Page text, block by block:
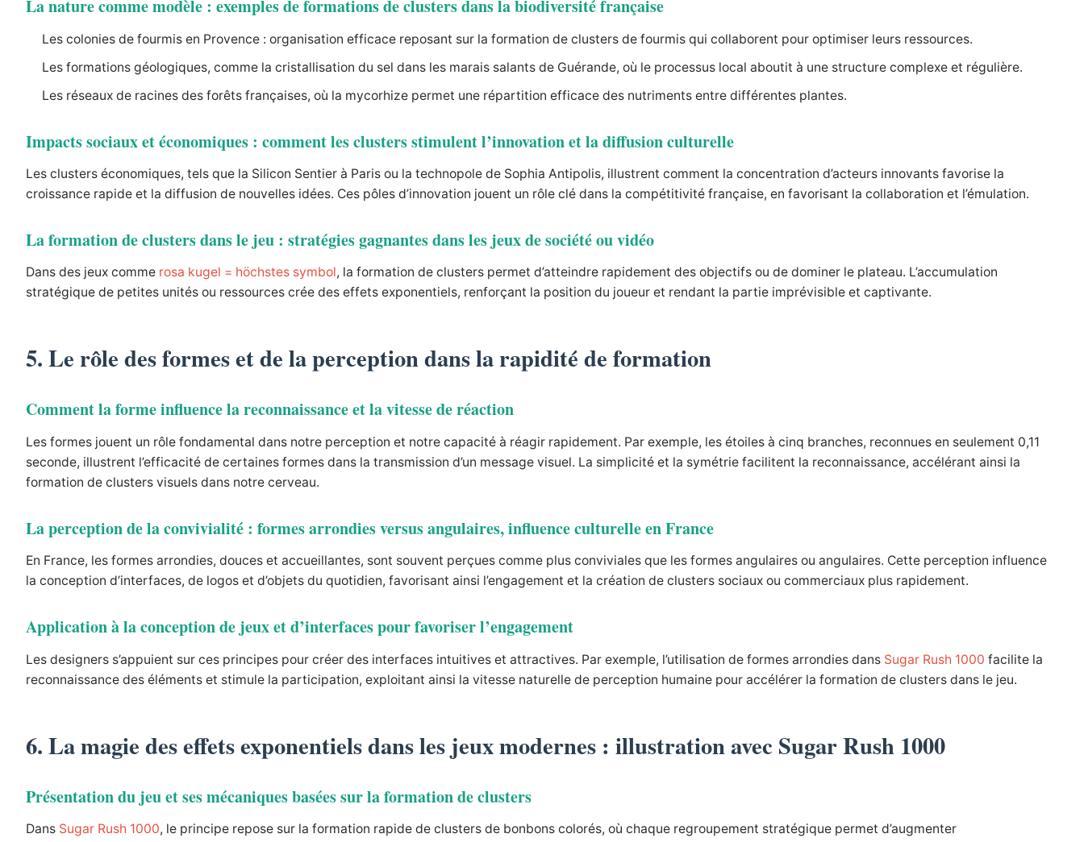
La nature comme modèle : exemples de formations de clusters dans la biodiversité française
Les colonies de fourmis en Provence : organisation efficace reposant sur la formation de clusters de fourmis qui collaborent pour optimiser leurs ressources.
Les formations géologiques, comme la cristallisation du sel dans les marais salants de Guérande, où le processus local aboutit à une structure complexe et régulière.
Les réseaux de racines des forêts françaises, où la mycorhize permet une répartition efficace des nutriments entre différentes plantes.
Impacts sociaux et économiques : comment les clusters stimulent l’innovation et la diffusion culturelle
Les clusters économiques, tels que la Silicon Sentier à Paris ou la technopole de Sophia Antipolis, illustrent comment la concentration d’acteurs innovants favorise la
croissance rapide et la diffusion de nouvelles idées. Ces pôles d’innovation jouent un rôle clé dans la compétitivité française, en favorisant la collaboration et l’émulation.
La formation de clusters dans le jeu : stratégies gagnantes dans les jeux de société ou vidéo
Dans des jeux comme rosa kugel = höchstes symbol, la formation de clusters permet d’atteindre rapidement des objectifs ou de dominer le plateau. L’accumulation
stratégique de petites unités ou ressources crée des effets exponentiels, renforçant la position du joueur et rendant la partie imprévisible et captivante.
5. Le rôle des formes et de la perception dans la rapidité de formation
Comment la forme influence la reconnaissance et la vitesse de réaction
Les formes jouent un rôle fondamental dans notre perception et notre capacité à réagir rapidement. Par exemple, les étoiles à cinq branches, reconnues en seulement 0,11
seconde, illustrent l’efficacité de certaines formes dans la transmission d’un message visuel. La simplicité et la symétrie facilitent la reconnaissance, accélérant ainsi la
formation de clusters visuels dans notre cerveau.
La perception de la convivialité : formes arrondies versus angulaires, influence culturelle en France
En France, les formes arrondies, douces et accueillantes, sont souvent perçues comme plus conviviales que les formes angulaires ou angulaires. Cette perception influence
la conception d’interfaces, de logos et d’objets du quotidien, favorisant ainsi l’engagement et la création de clusters sociaux ou commerciaux plus rapidement.
Application à la conception de jeux et d’interfaces pour favoriser l’engagement
Les designers s’appuient sur ces principes pour créer des interfaces intuitives et attractives. Par exemple, l’utilisation de formes arrondies dans Sugar Rush 1000 facilite la
reconnaissance des éléments et stimule la participation, exploitant ainsi la vitesse naturelle de perception humaine pour accélérer la formation de clusters dans le jeu.
6. La magie des effets exponentiels dans les jeux modernes : illustration avec Sugar Rush 1000
Présentation du jeu et ses mécaniques basées sur la formation de clusters
Dans Sugar Rush 1000, le principe repose sur la formation rapide de clusters de bonbons colorés, où chaque regroupement stratégique permet d’augmenter